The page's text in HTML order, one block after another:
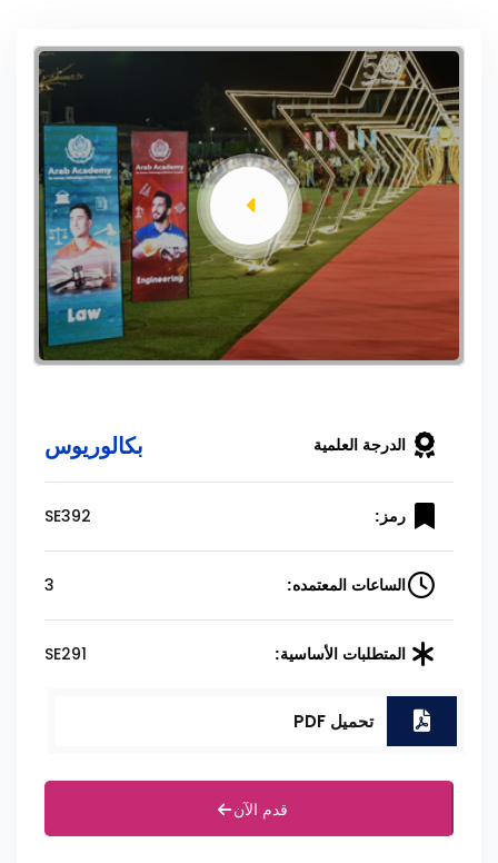
الدرجة العلمية بكالوريوس
رمز: SE392
الساعات المعتمده: 3
المتطلبات الأساسية: SE291
تحميل PDF
قدم الآن